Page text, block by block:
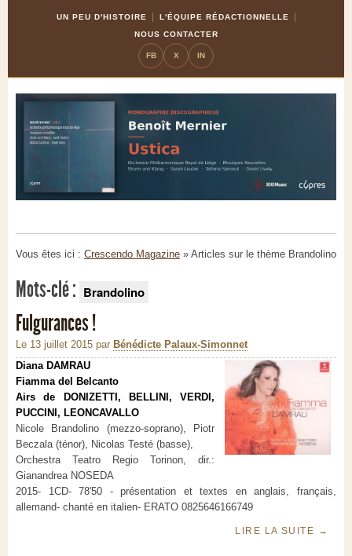
UN PEU D'HISTOIRE
L'ÉQUIPE RÉDACTIONNELLE
NOUS CONTACTER
FB X IN
Vous êtes ici : Crescendo Magazine » Articles sur le thème Brandolino
Mots-clé : Brandolino
Fulgurances !
Le 13 juillet 2015 par Bénédicte Palaux-Simonnet
Diana DAMRAU
Fiamma del Belcanto
Airs de DONIZETTI, BELLINI, VERDI,
PUCCINI, LEONCAVALLO
Nicole Brandolino (mezzo-soprano), Piotr
Beczala (ténor), Nicolas Testé (basse),
Orchestra Teatro Regio Torinon, dir.:
Gianandrea NOSEDA
2015- 1CD- 78'50 - présentation et textes en anglais, français,
allemand- chanté en italien- ERATO 0825646166749
LIRE LA SUITE →